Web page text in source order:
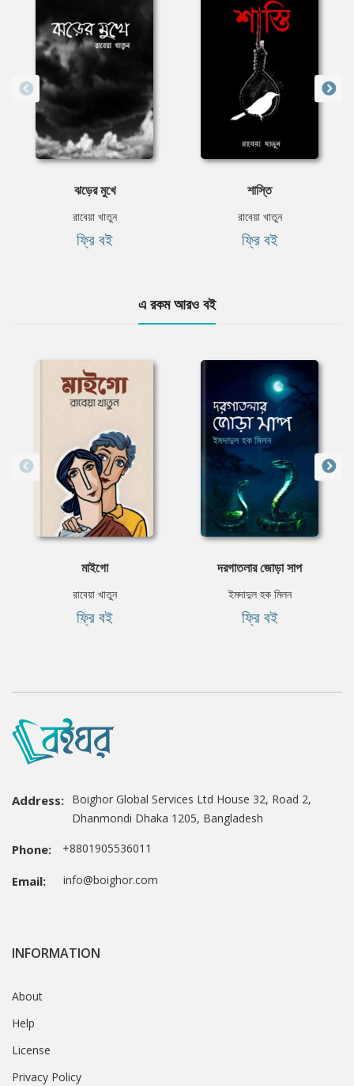
ঝড়ের মুখে
রাবেয়া খাতুন
ফ্রি বই
শাস্তি
রাবেয়া খাতুন
ফ্রি বই
এ রকম আরও বই
মাইগো
রাবেয়া খাতুন
ফ্রি বই
দরগাতলার জোড়া সাপ
ইমদাদুল হক মিলন
ফ্রি বই
Address: Boighor Global Services Ltd House 32, Road 2,
Dhanmondi Dhaka 1205, Bangladesh
Phone: +8801905536011
Email: info@boighor.com
INFORMATION
About
Help
License
Privacy Policy